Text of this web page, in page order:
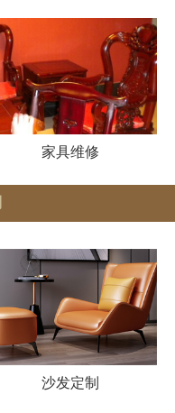
家具维修
沙发定制